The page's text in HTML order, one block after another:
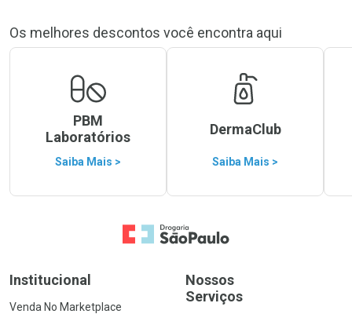
Os melhores descontos você encontra aqui
PBM
Laboratórios
Saiba Mais >
DermaClub
Saiba Mais >
Ir para a Home
Institucional
Venda No Marketplace
Nossos
Serviços